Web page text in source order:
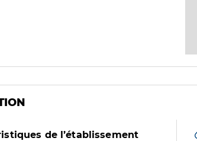
de l’établissement